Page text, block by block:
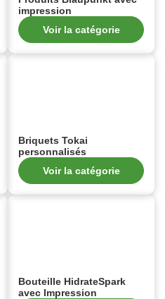
impression
Voir la catégorie
Briquets Tokai
personnalisés
Voir la catégorie
Bouteille HidrateSpark
avec Impression